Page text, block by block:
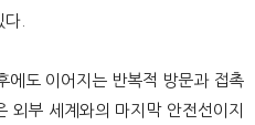
.
에도 이어지는 반복적 방문과 접촉
외부 세계와의 마지막 안전선이지